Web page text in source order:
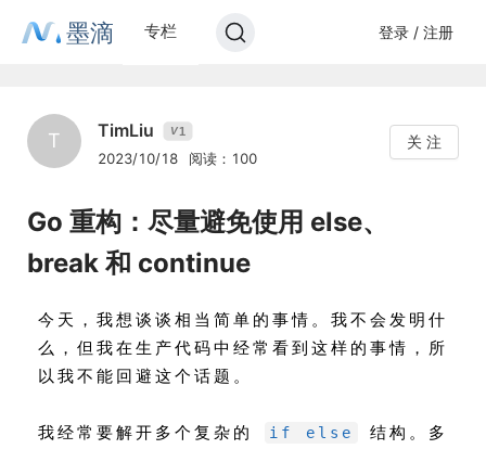
墨滴 专栏 登录 / 注册
T TimLiu V1
2023/10/18 阅读：100
关 注
Go 重构：尽量避免使用 else、
break 和 continue
今天，我想谈谈相当简单的事情。我不会发明什
么，但我在生产代码中经常看到这样的事情，所
以我不能回避这个话题。
我经常要解开多个复杂的 if else
结构。多